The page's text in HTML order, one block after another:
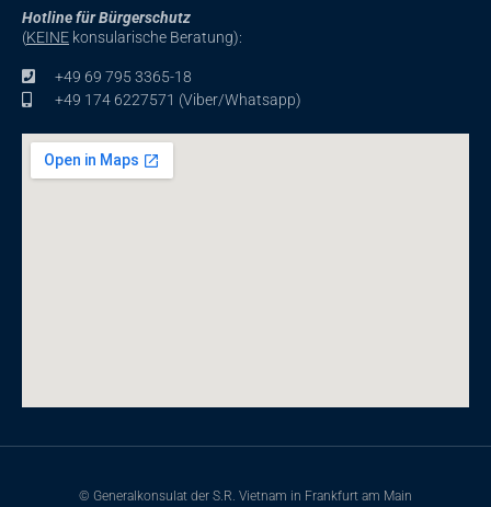
Hotline für Bürgerschutz
(KEINE konsularische Beratung):
+49 69 795 3365-18
+49 174 6227571 (Viber/Whatsapp)
© Generalkonsulat der S.R. Vietnam in Frankfurt am Main